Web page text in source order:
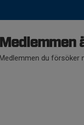
Medlemmen
du försöker